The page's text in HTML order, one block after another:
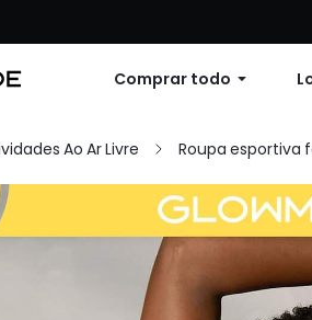
Primer pedido: 10% de descuento en
Comprar todo
Ao Ar Livre Roupa esportiva